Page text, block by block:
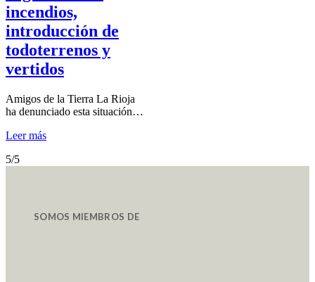
incendios,
introducción de
todoterrenos y
vertidos
Amigos de la Tierra La Rioja
ha denunciado esta situación…
Leer más
5/5
SOMOS MIEMBROS DE